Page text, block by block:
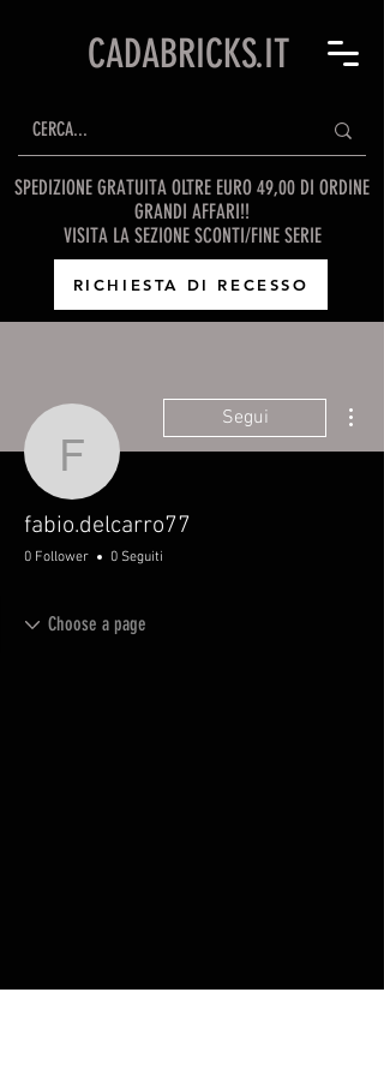
CADABRICKS.IT
SPEDIZIONE GRATUITA OLTRE EURO 49,00 DI ORDINE
GRANDI AFFARI!!
VISITA LA SEZIONE SCONTI/FINE SERIE
RICHIESTA DI RECESSO
fabio.delcarro77
Segui
fabio.delcarro77
0 Follower 0 Seguiti